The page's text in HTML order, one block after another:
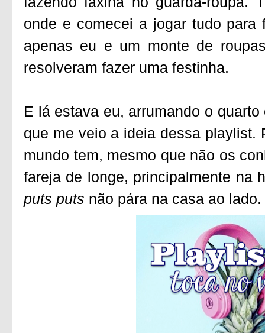
onde e comecei a jogar tudo
apenas eu e um monte de
resolveram fazer uma festinha.
E lá estava eu, arrumando o
que me veio a ideia dessa playlist.
mundo tem, mesmo que não os
fareja de longe, principalmente na
puts puts não pára na casa ao lado.